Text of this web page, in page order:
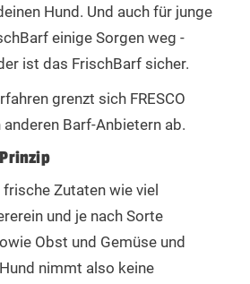
Hund. Und auch für junge
einige Sorgen weg -
ist das FrischBarf sicher.
grenzt sich FRESCO
Barf-Anbietern ab.
Prinzip
Zutaten wie viel
und je nach Sorte
Obst und Gemüse und
nimmt also keine